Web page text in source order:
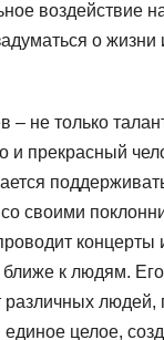
воздействие
о жизни
– не только
и прекрасный
своими
концерты
к людям.
различных людей,
единое целое,